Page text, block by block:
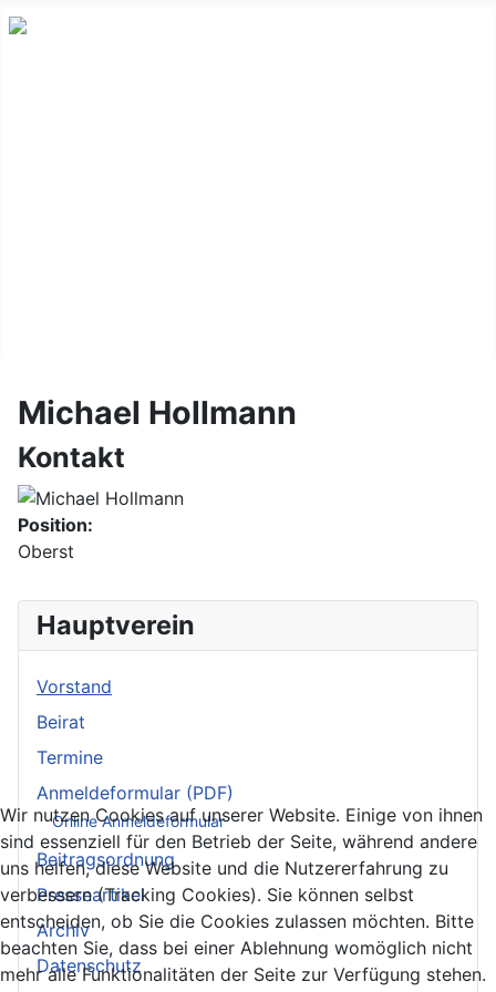
Michael Hollmann
Kontakt
Position:
Oberst
Hauptverein
Vorstand
Beirat
Termine
Anmeldeformular (PDF)
Online Anmeldeformular
Beitragsordnung
Presseartikel
Archiv
Datenschutz
Wir nutzen Cookies auf unserer Website. Einige von ihnen
sind essenziell für den Betrieb der Seite, während andere
uns helfen, diese Website und die Nutzererfahrung zu
verbessern (Tracking Cookies). Sie können selbst
entscheiden, ob Sie die Cookies zulassen möchten. Bitte
beachten Sie, dass bei einer Ablehnung womöglich nicht
mehr alle Funktionalitäten der Seite zur Verfügung stehen.